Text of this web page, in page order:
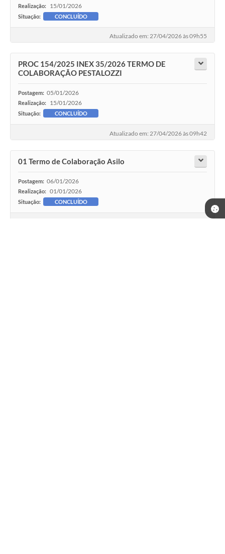
Realização: 15/01/2026
Situação: CONCLUÍDO
Atualizado em: 27/04/2026 às 09h55
PROC 154/2025 INEX 35/2026 TERMO DE
COLABORAÇÃO PESTALOZZI
Postagem: 05/01/2026
Realização: 15/01/2026
Situação: CONCLUÍDO
Atualizado em: 27/04/2026 às 09h42
01 Termo de Colaboração Asilo
Postagem: 06/01/2026
Realização: 01/01/2026
Situação: CONCLUÍDO